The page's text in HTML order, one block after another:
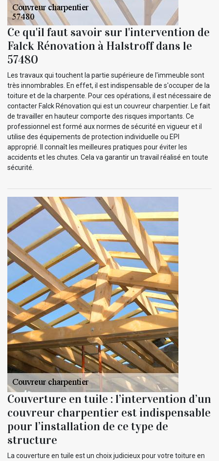
Ce qu'il faut savoir sur l'intervention de
Falck Rénovation à Halstroff dans le
57480
Les travaux qui touchent la partie supérieure de l'immeuble sont
très innombrables. En effet, il est indispensable de s'occuper de la
toiture et de la charpente. Pour ces opérations, il est nécessaire de
contacter Falck Rénovation qui est un couvreur charpentier. Le fait
de travailler en hauteur comporte des risques importants. Ce
professionnel est formé aux normes de sécurité en vigueur et il
utilise des équipements de protection individuelle ou EPI
approprié. Il connaît les meilleures pratiques pour éviter les
accidents et les chutes. Cela va garantir un travail réalisé en toute
sécurité.
Couverture en tuile : l’intervention d’un
couvreur charpentier est indispensable
pour l’installation de ce type de
structure
La couverture en tuile est un choix judicieux pour votre toiture en